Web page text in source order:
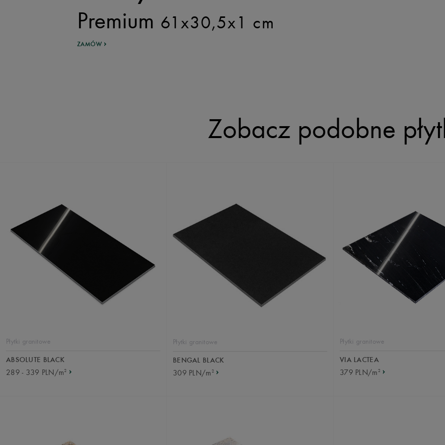
Premium 61x30,5x1 cm
ZAMÓW
Zobacz podobne
Płytki granitowe
ABSOLUTE BLACK
289 - 339 PLN/m2
Płytki granitowe
BENGAL BLACK
309 PLN/m2
Płytki granitowe
VIA LACTEA
379 PLN/m2